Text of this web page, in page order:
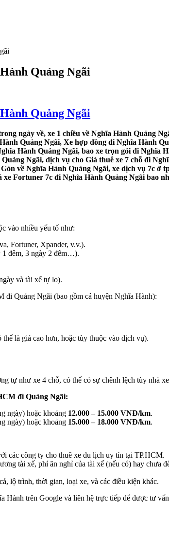
Quảng Ngãi
Quảng Ngãi
ngày về, xe 1 chiều về Nghĩa Hành Quảng
Quảng Ngãi, Xe hợp đồng đi Nghĩa Hành
Hành Quảng Ngãi, bao xe trọn gói đi Nghĩa
Ngãi, dịch vụ cho Giá thuê xe 7 chỗ đi
về Nghĩa Hành Quảng Ngãi, xe dịch vụ 7c ở
Fortuner 7c đi Nghĩa Hành Quảng Ngãi bao
vào nhiều yếu tố như:
Fortuner, Xpander, v.v.).
1 đêm, 3 ngày 2 đêm…).
và tài xế tự lo).
đi Quảng Ngãi (bao gồm cả huyện Nghĩa Hành):
thể là giá cao hơn, hoặc tùy thuộc vào dịch vụ).
tự như xe 4 chỗ, có thể có sự chênh lệch tùy nhà
đi Quảng Ngãi:
ngày) hoặc khoảng 12.000 – 15.000 VNĐ/km.
ngày) hoặc khoảng 15.000 – 18.000 VNĐ/km.
các công ty cho thuê xe du lịch uy tín tại TP.HCM.
tài xế, phí ăn nghỉ của tài xế (nếu có) hay chưa
lộ trình, thời gian, loại xe, và các điều kiện khác.
trên Google và liên hệ trực tiếp để được tư